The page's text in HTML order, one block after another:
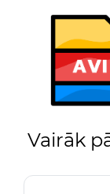
Vairāk